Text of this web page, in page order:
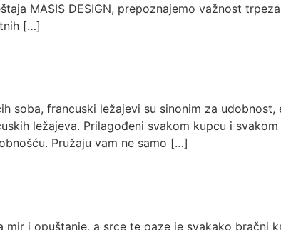
MASIS DESIGN, prepoznajemo važnost
[…]
soba, francuski ležajevi su sinonim za udobnost,
ležajeva. Prilagođeni svakom kupcu i
Pružaju vam ne samo […]
i opuštanje, a srce te oaze je svakako bračni